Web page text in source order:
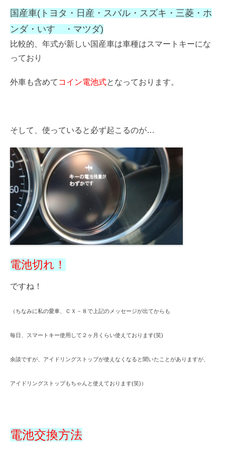
国産車(トヨタ・日産・スバル・スズキ・三菱・ホ
ンダ・いすゞ・マツダ)
比較的、年式が新しい国産車は車種はスマートキーにな
っており
外車も含めて コイン電池式となっております。
そして、使っていると必ず起こるのが…
電池切れ！
ですね！
（ちなみに私の愛車、ＣＸ－８で上記のメッセージが出てからも
毎日、スマートキー使用して２ヶ月くらい使えております(笑)
余談ですが、アイドリングストップが使えなくなると聞いたことがありますが、
アイドリングストップもちゃんと使えております(笑)）
電池交換方法